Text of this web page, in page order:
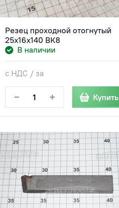
Резец проходной отогнутый
25х16х140 ВК8
В наличии
с НДС / за
− + Купить